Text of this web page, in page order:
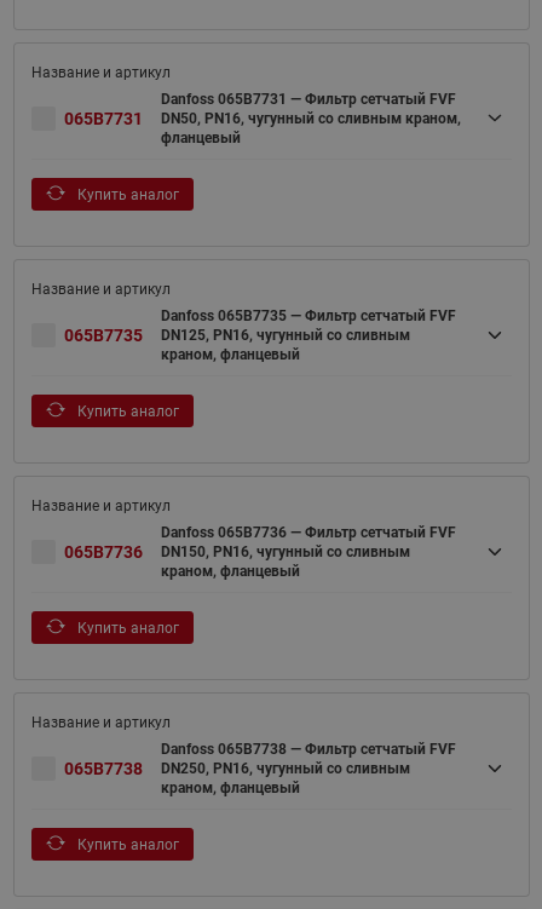
065B7731
Danfoss 065B7731 — Фильтр сетчатый FVF
DN50, PN16, чугунный со сливным краном,
фланцевый
Купить аналог
065B7735
Danfoss 065B7735 — Фильтр сетчатый FVF
DN125, PN16, чугунный со сливным
краном, фланцевый
Купить аналог
065B7736
Danfoss 065B7736 — Фильтр сетчатый FVF
DN150, PN16, чугунный со сливным
краном, фланцевый
Купить аналог
065B7738
Danfoss 065B7738 — Фильтр сетчатый FVF
DN250, PN16, чугунный со сливным
краном, фланцевый
Купить аналог